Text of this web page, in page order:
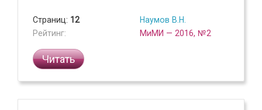
Страниц: 12
Рейтинг:
Наумов В.Н.
МиМИ — 2016, №2
Читать